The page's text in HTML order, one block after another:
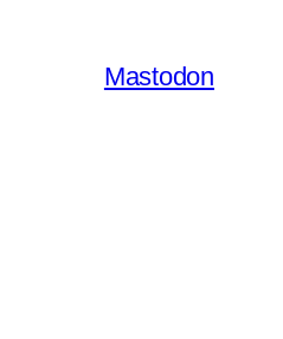
Mastodon